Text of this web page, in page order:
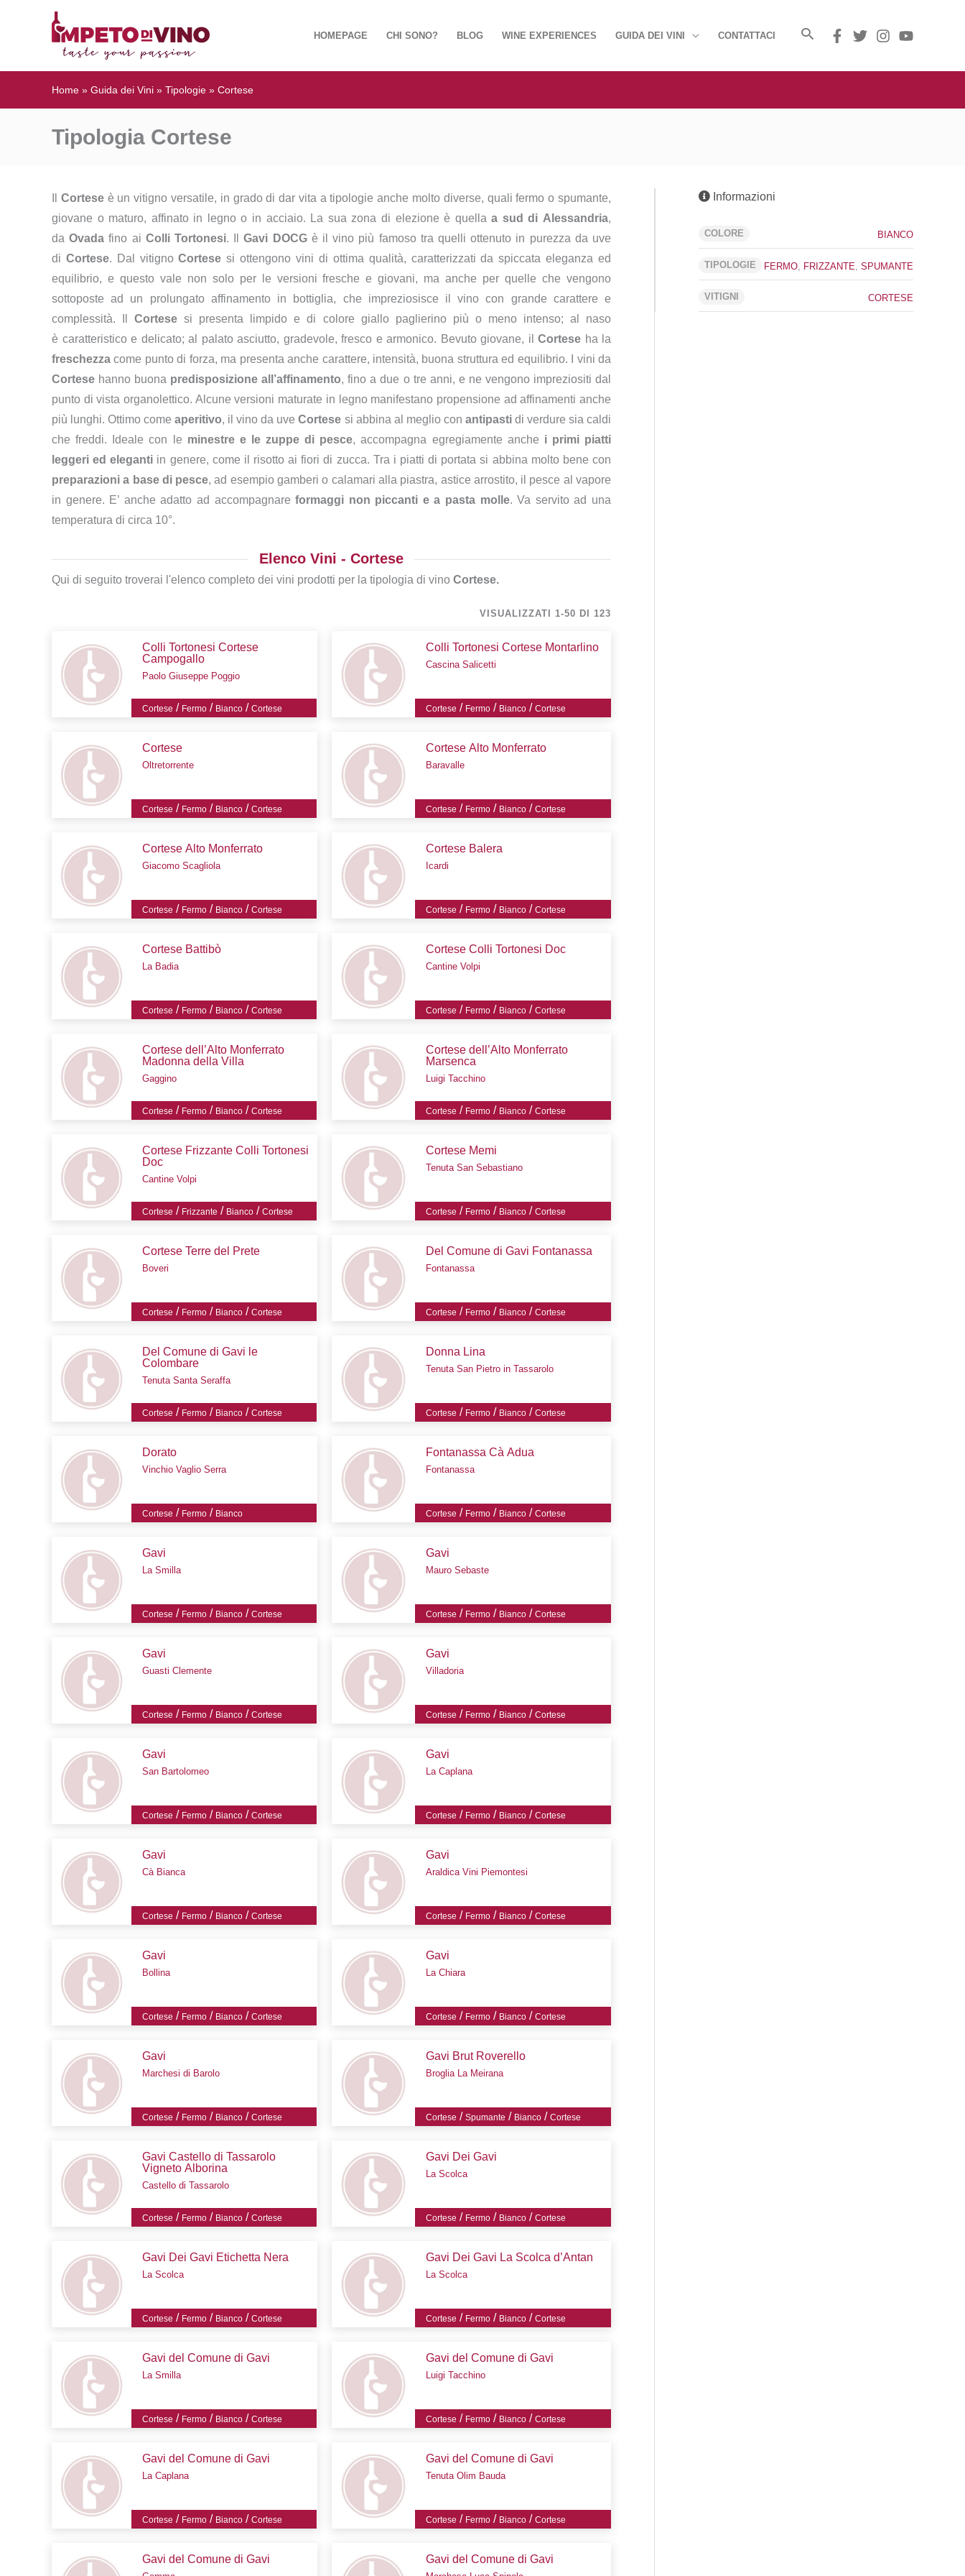
HOMEPAGE CHI SONO? BLOG WINE EXPERIENCES GUIDA DEI VINI CONTATTACI
Home » Guida dei Vini » Tipologie » Cortese
Tipologia Cortese
Informazioni
COLORE BIANCO
TIPOLOGIE FERMO, FRIZZANTE, SPUMANTE
VITIGNI CORTESE
Corteseè un vitigno versatile, in grado di dar vita a tipologie anche molto diverse, quali fermo o spumante,
giovane o maturo, affinato in legno o in acciaio. La sua zona di elezione è quellaa sud di Alessandria,
daOvada fino ai Colli Tortonesi. IlGavi DOCGè il vino più famoso tra quelli ottenuto in purezza da uve
di Cortese. Dal vitignoCortese si ottengono vini di ottima qualità, caratterizzati da spiccata eleganza ed
equilibrio, e questo vale non solo per le versioni fresche e giovani, ma anche per quelle che vengono
sottoposte ad un prolungato affinamento in bottiglia, che impreziosisce il vino con grande carattere e
complessità. IlCortese si presenta limpido e di colore giallo paglierino più o meno intenso; al naso
è caratteristico e delicato; al palato asciutto, gradevole, fresco e armonico. Bevuto giovane, il Cortese ha la
freschezza come punto di forza, ma presenta anche carattere, intensità, buona struttura ed equilibrio. I vini da
Cortese hanno buona predisposizione all’affinamento, fino a due o tre anni, e ne vengono impreziositi dal
punto di vista organolettico. Alcune versioni maturate in legno manifestano propensione ad affinamenti anche
più lunghi. Ottimo comeaperitivo, il vino da uveCortese si abbina al meglio con antipastidi verdure sia caldi
che freddi. Ideale con le minestre e le zuppe di pesce, accompagna egregiamente anche i primi piatti
leggeri ed eleganti in genere, come il risotto ai fiori di zucca. Tra i piatti di portata si abbina molto bene con
preparazioni a base di pesce, ad esempio gamberi o calamari alla piastra, astice arrostito, il pesce al vapore
in genere. E’ anche adatto ad accompagnare formaggi non piccanti e a pasta molle. Va servito ad una
temperatura di circa 10°.
Elenco Vini - Cortese
Qui di seguito troverai l'elenco completo dei vini prodotti per la tipologia di vino Cortese.
VISUALIZZATI 1-50 DI 123
Colli Tortonesi Cortese
Campogallo
Paolo Giuseppe Poggio
Cortese / Fermo/ Bianco/ Cortese
Colli Tortonesi Cortese Montarlino
Cascina Salicetti
Cortese / Fermo / Bianco /Cortese
Cortese
Oltretorrente
Cortese / Fermo/ Bianco/ Cortese
Cortese Alto Monferrato
Baravalle
Cortese / Fermo / Bianco /Cortese
Cortese Alto Monferrato
Giacomo Scagliola
Cortese / Fermo/ Bianco/ Cortese
Cortese Balera
Icardi
Cortese / Fermo / Bianco /Cortese
Cortese Battibò
La Badia
Cortese / Fermo/ Bianco/ Cortese
Cortese Colli Tortonesi Doc
Cantine Volpi
Cortese / Fermo / Bianco /Cortese
Cortese dell’Alto Monferrato
Madonna della Villa
Gaggino
Cortese / Fermo/ Bianco/ Cortese
Cortese dell’Alto Monferrato
Marsenca
Luigi Tacchino
Cortese / Fermo / Bianco /Cortese
Cortese Frizzante Colli Tortonesi
Doc
Cantine Volpi
Cortese / Frizzante / Bianco/ Cortese
Cortese Memi
Tenuta San Sebastiano
Cortese / Fermo / Bianco /Cortese
Cortese Terre del Prete
Boveri
Cortese / Fermo/ Bianco/ Cortese
Del Comune di Gavi Fontanassa
Fontanassa
Cortese / Fermo / Bianco /Cortese
Del Comune di Gavi le
Colombare
Tenuta Santa Seraffa
Cortese / Fermo/ Bianco/ Cortese
Donna Lina
Tenuta San Pietro in Tassarolo
Cortese / Fermo / Bianco /Cortese
Dorato
Vinchio Vaglio Serra
Cortese / Fermo/ Bianco
Fontanassa Cà Adua
Fontanassa
Cortese / Fermo / Bianco /Cortese
Gavi
La Smilla
Cortese / Fermo/ Bianco/ Cortese
Gavi
Mauro Sebaste
Cortese / Fermo / Bianco /Cortese
Gavi
Guasti Clemente
Cortese / Fermo/ Bianco/ Cortese
Gavi
Villadoria
Cortese / Fermo / Bianco /Cortese
Gavi
San Bartolomeo
Cortese / Fermo/ Bianco/ Cortese
Gavi
La Caplana
Cortese / Fermo / Bianco /Cortese
Gavi
Cà Bianca
Cortese / Fermo/ Bianco/ Cortese
Gavi
Araldica Vini Piemontesi
Cortese / Fermo / Bianco /Cortese
Gavi
Bollina
Cortese / Fermo/ Bianco/ Cortese
Gavi
La Chiara
Cortese / Fermo / Bianco /Cortese
Gavi
Marchesi di Barolo
Cortese / Fermo/ Bianco/ Cortese
Gavi Brut Roverello
Broglia La Meirana
Cortese /Spumante / Bianco /Cortese
Gavi Castello di Tassarolo
Vigneto Alborina
Castello di Tassarolo
Cortese / Fermo/ Bianco/ Cortese
Gavi Dei Gavi
La Scolca
Cortese / Fermo / Bianco /Cortese
Gavi Dei Gavi Etichetta Nera
La Scolca
Cortese / Fermo/ Bianco/ Cortese
Gavi Dei Gavi La Scolca d’Antan
La Scolca
Cortese / Fermo / Bianco /Cortese
Gavi del Comune di Gavi
La Smilla
Cortese / Fermo/ Bianco/ Cortese
Gavi del Comune di Gavi
Luigi Tacchino
Cortese / Fermo / Bianco /Cortese
Gavi del Comune di Gavi
La Caplana
Cortese / Fermo/ Bianco/ Cortese
Gavi del Comune di Gavi
Tenuta Olim Bauda
Cortese / Fermo / Bianco /Cortese
Gavi del Comune di Gavi Gavi del Comune di Gavi